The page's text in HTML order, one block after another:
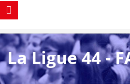
La Ligue 44 -